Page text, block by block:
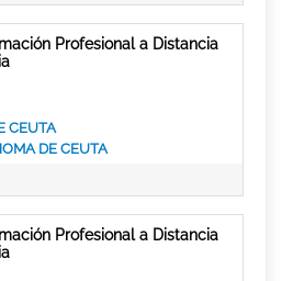
Profesional a Distancia
CEUTA
DE CEUTA
Profesional a Distancia